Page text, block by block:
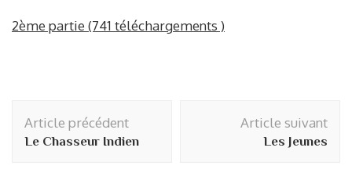
2ème partie (741 téléchargements )
Navigation
d'article
Article précédent
Le Chasseur Indien
Article suivant
Les Jeunes